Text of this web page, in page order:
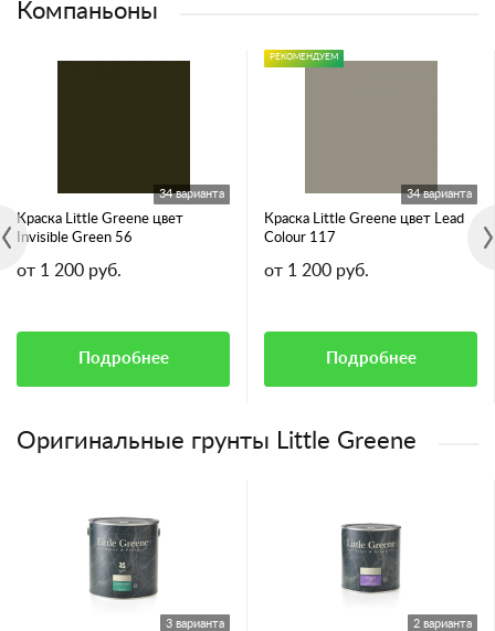
Компаньоны
34 варианта
Краска Little Greene цвет
Invisible Green 56
от 1 200 руб.
Подробнее
РЕКОМЕНДУЕМ
34 варианта
Краска Little Greene цвет Lead
Colour 117
от 1 200 руб.
Подробнее
Оригинальные грунты Little Greene
3 варианта 2 варианта